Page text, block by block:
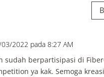
2022 pada 8:27 AM
sudah berpartisipasi di
ya kak. Semoga kreasi